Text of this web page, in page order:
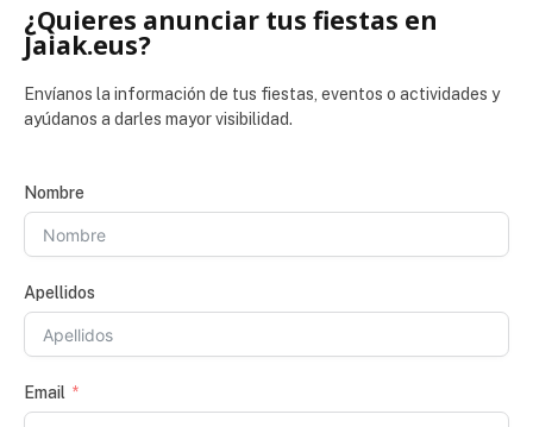
¿Quieres anunciar tus fiestas en
Jaiak.eus?
Envíanos la información de tus fiestas, eventos o actividades y
ayúdanos a darles mayor visibilidad.
Nombre
Apellidos
Email